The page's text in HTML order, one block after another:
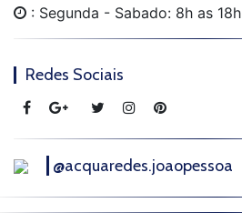
: Segunda - Sabado: 8h as 18h
Redes Sociais
@acquaredes.joaopessoa